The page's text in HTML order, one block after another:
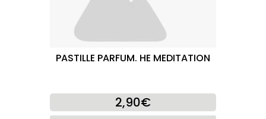
PASTILLE PARFUM. HE MEDITATION
2,90€